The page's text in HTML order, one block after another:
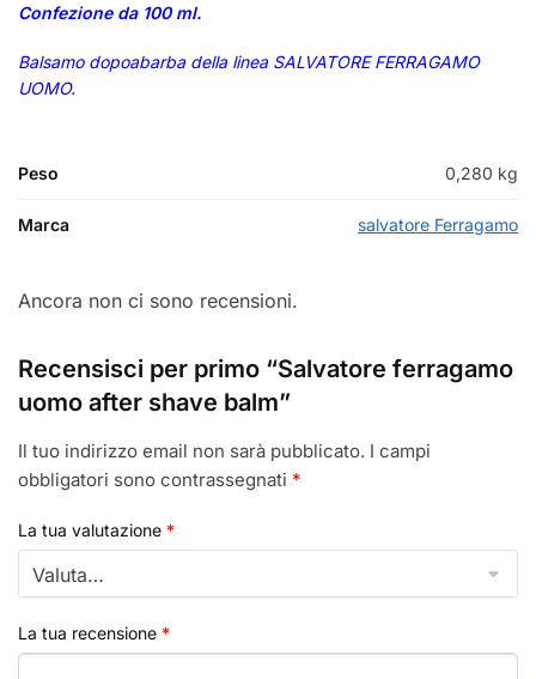
Confezione da 100 ml.
Balsamo dopoabarba della linea SALVATORE FERRAGAMO
UOMO.
Peso 0,280 kg
Marca salvatore Ferragamo
Ancora non ci sono recensioni.
Recensisci per primo “Salvatore ferragamo
uomo after shave balm”
Il tuo indirizzo email non sarà pubblicato. I campi
obbligatori sono contrassegnati *
La tua valutazione *
La tua recensione *